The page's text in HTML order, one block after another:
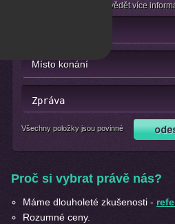
Nebo se jen chcete dozvědět více
Všechny položky jsou povinné
Proč si vybrat právě nás?
Máme dlouholeté zkušenosti -
Rozumné ceny.